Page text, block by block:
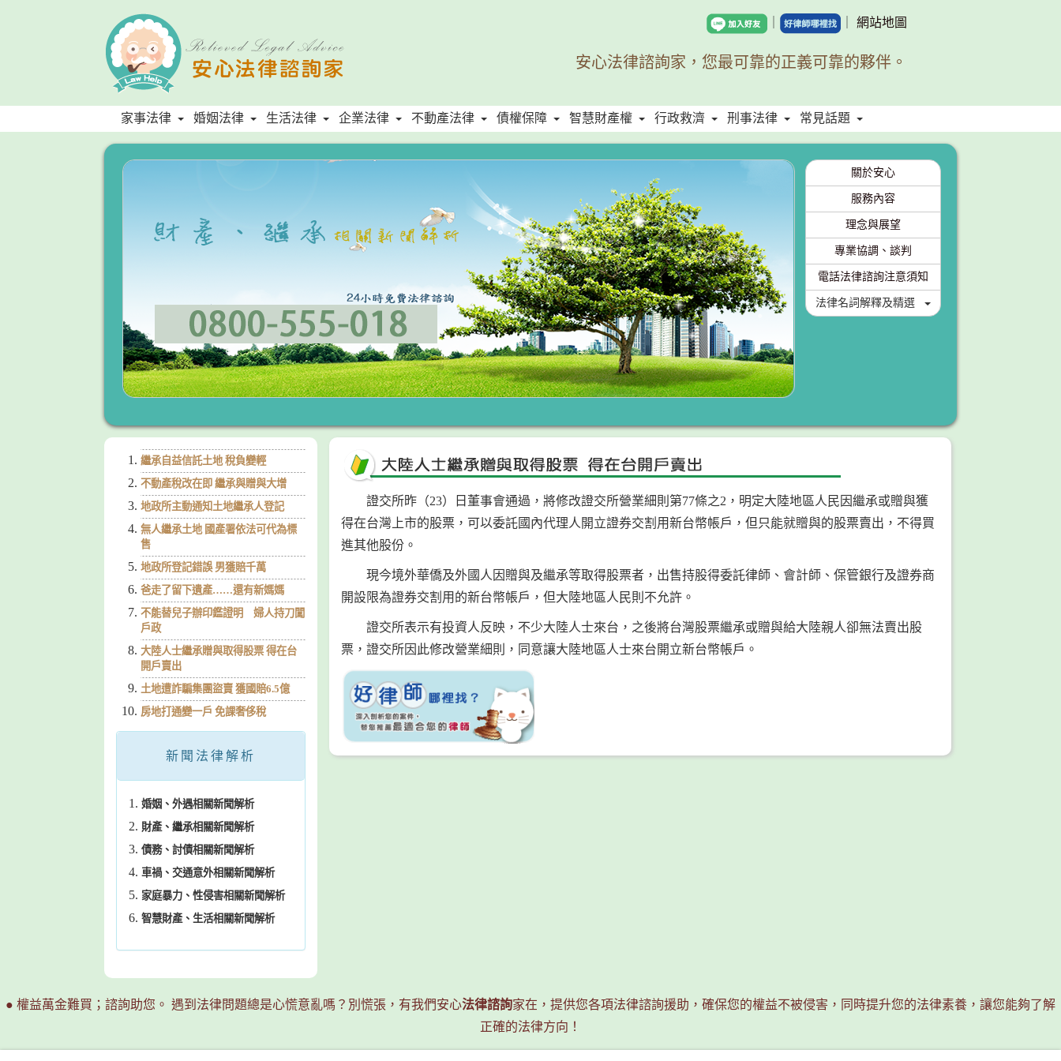
網站地圖
安心法律諮詢家，您最可靠的正義可靠的夥伴。
家事法律 婚姻法律 生活法律 企業法律 不動產法律 債權保障 智慧財產權 行政救濟 刑事法律 常見話題
關於安心
服務內容
理念與展望
專業協調、談判
電話法律諮詢注意須知
法律名詞解釋及精選
繼承自益信託土地 稅負變輕
不動產稅改在即 繼承與贈與大增
地政所主動通知土地繼承人登記
無人繼承土地 國產署依法可代為標
售
地政所登記錯誤 男獲賠千萬
爸走了留下遺產……還有新媽媽
不能替兒子辦印鑑證明 婦人持刀闖
戶政
大陸人士繼承贈與取得股票 得在台
開戶賣出
土地遭詐騙集團盜賣 獲國賠6.5億
房地打通變一戶 免課奢侈稅
新聞法律解析
婚姻、外遇相關新聞解析
財產、繼承相關新聞解析
債務、討債相關新聞解析
車禍、交通意外相關新聞解析
家庭暴力、性侵害相關新聞解析
智慧財產、生活相關新聞解析
證交所昨（23）日董事會通過，將修改證交所營業細則第77條之2，明定大陸地區人民因繼承或贈與獲
得在台灣上市的股票，可以委託國內代理人開立證券交割用新台幣帳戶，但只能就贈與的股票賣出，不得買
進其他股份。
現今境外華僑及外國人因贈與及繼承等取得股票者，出售持股得委託律師、會計師、保管銀行及證券商
開設限為證券交割用的新台幣帳戶，但大陸地區人民則不允許。
證交所表示有投資人反映，不少大陸人士來台，之後將台灣股票繼承或贈與給大陸親人卻無法賣出股
票，證交所因此修改營業細則，同意讓大陸地區人士來台開立新台幣帳戶。
● 權益萬金難買；諮詢助您。 遇到法律問題總是心慌意亂嗎？別慌張，有我們安心法律諮詢家在，提供您各項法律諮詢援助，確保您的權益不被侵害，同時提升您的法律素養，讓您能夠了解
正確的法律方向！